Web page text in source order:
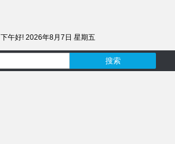
下午好! 2026年8月7日 星期五